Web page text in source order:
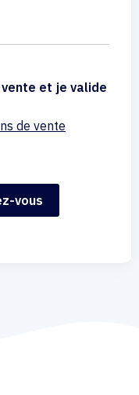
et je valide
de vente